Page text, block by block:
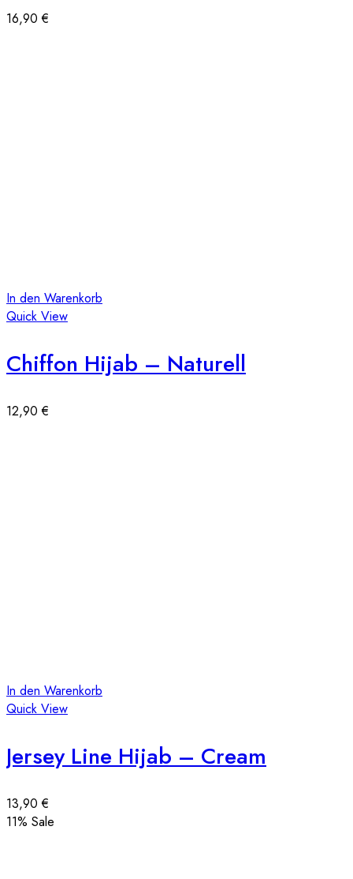
16,90€
In den Warenkorb
Quick View
Chiffon Hijab – Naturell
12,90€
In den Warenkorb
Quick View
Jersey Line Hijab – Cream
13,90€
11% Sale